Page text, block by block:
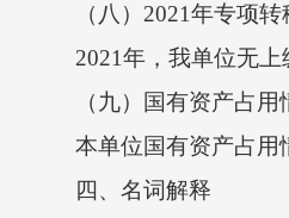
（八）2021年专项转
2021年，我单位无上
（九）国有资产占用
本单位国有资产占用情
四、名词解释